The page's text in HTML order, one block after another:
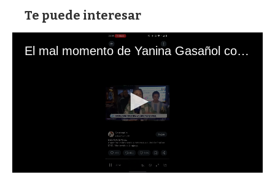
Te puede interesar
El mal momento de Yanina Gasañol con un hincha argentino en "Subrayado"